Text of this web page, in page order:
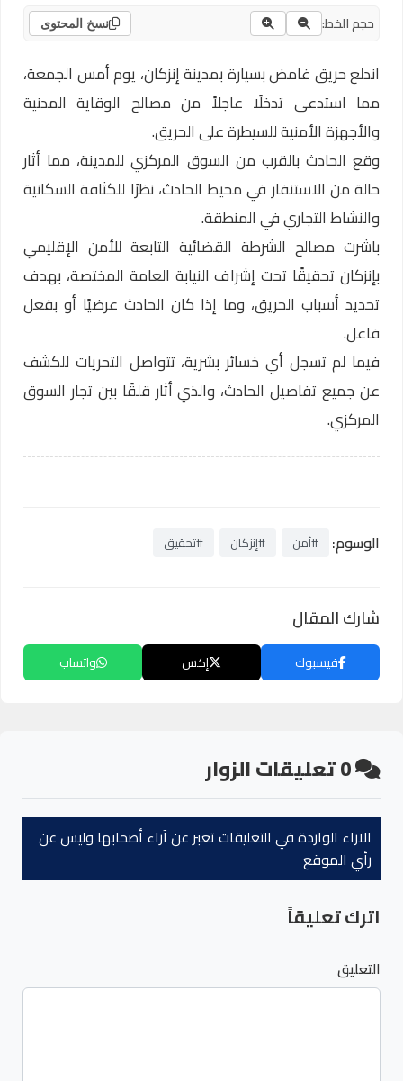
حجم الخط: نسخ المحتوى
اندلع حريق غامض بسيارة بمدينة إنزكان، يوم أمس الجمعة،
مما استدعى تدخلًا عاجلاً من مصالح الوقاية المدنية
والأجهزة الأمنية للسيطرة على الحريق.
وقع الحادث بالقرب من السوق المركزي للمدينة، مما أثار
حالة من الاستنفار في محيط الحادث، نظرًا للكثافة السكانية
والنشاط التجاري في المنطقة.
باشرت مصالح الشرطة القضائية التابعة للأمن الإقليمي
بإنزكان تحقيقًا تحت إشراف النيابة العامة المختصة، بهدف
تحديد أسباب الحريق، وما إذا كان الحادث عرضيًا أو بفعل
فاعل.
فيما لم تسجل أي خسائر بشرية، تتواصل التحريات للكشف
عن جميع تفاصيل الحادث، والذي أثار قلقًا بين تجار السوق
المركزي.
الوسوم: #أمن #إنزكان #تحقيق
شارك المقال
فيسبوك إكس واتساب
0تعليقات الزوار
الآراء الواردة في التعليقات تعبر عن آراء أصحابها وليس عن
رأي الموقع
اترك تعليقاً
التعليق